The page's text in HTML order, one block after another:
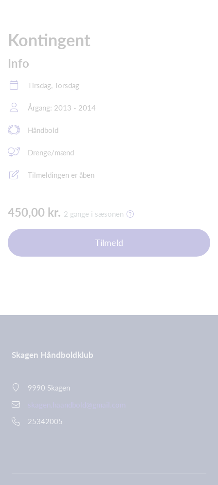
Kontingent
Info
Tirsdag, Torsdag
Årgang: 2013 - 2014
Håndbold
Drenge/mænd
Tilmeldingen er åben
450,00 kr. 2 gange i sæsonen
Tilmeld
Skagen Håndboldklub
9990 Skagen
25342005